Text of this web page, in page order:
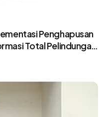
Penghapusan
Total Pelindungan